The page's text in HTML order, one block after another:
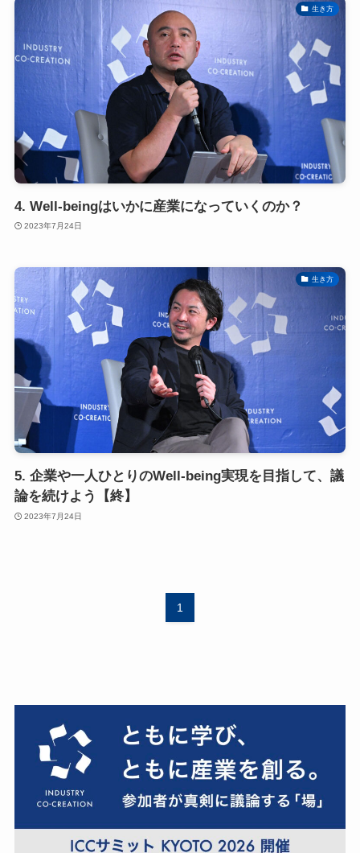
生き方
4. Well-beingはいかに産業になっていくのか？
2023年7月24日
生き方
5. 企業や一人ひとりのWell-being実現を目指して、議
論を続けよう【終】
2023年7月24日
1